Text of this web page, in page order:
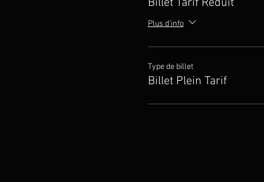
Musiksommer, où le
impulsions musicales lors
Plus d'info
Type de billet
Billet Plein Tarif